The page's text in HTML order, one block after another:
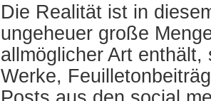
Die Realität ist in
ungeheuer große
allmöglicher Art
Werke,